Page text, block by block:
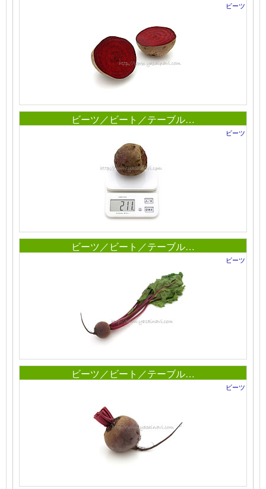
ビーツ
ビーツ／ビート／テーブル…
ビーツ
ビーツ／ビート／テーブル…
ビーツ
ビーツ／ビート／テーブル…
ビーツ